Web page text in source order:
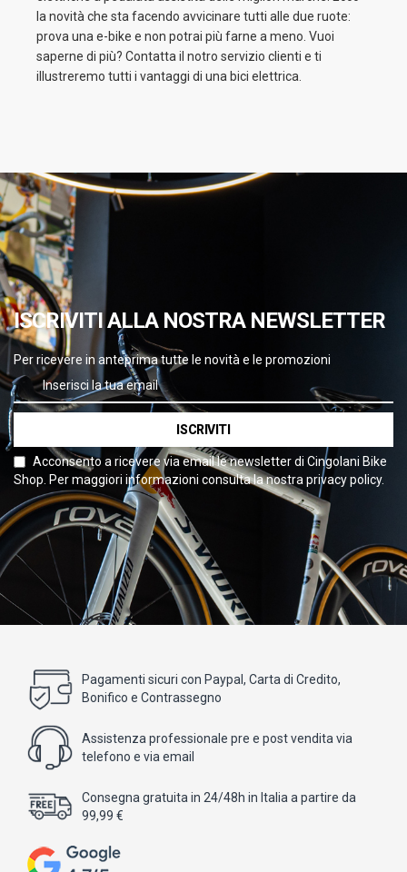
la novità che sta facendo avvicinare tutti alle due ruote:
prova una e-bike e non potrai più farne a meno. Vuoi
saperne di più? Contatta il notro servizio clienti e ti
illustreremo tutti i vantaggi di una bici elettrica.
ISCRIVITI ALLA NOSTRA NEWSLETTER
Per ricevere in anteprima tutte le novità e le promozioni
ISCRIVITI
Acconsento a ricevere via email le newsletter di Cingolani Bike
Shop. Per maggiori informazioni consulta la nostra privacy policy.
Pagamenti sicuri con Paypal, Carta di Credito,
Bonifico e Contrassegno
Assistenza professionale pre e post vendita via
telefono e via email
Consegna gratuita in 24/48h in Italia a partire da
99,99 €